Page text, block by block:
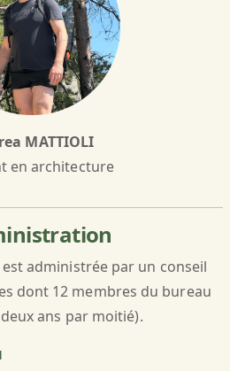
MATTIOLI
en architecture
administrée par un conseil
dont 12 membres du bureau
ans par moitié).